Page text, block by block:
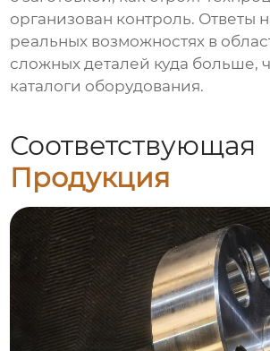
организован контроль. Ответы
реальных возможностях в
сложных деталей куда больше,
каталоги оборудования.
Соответствующая
Продукция